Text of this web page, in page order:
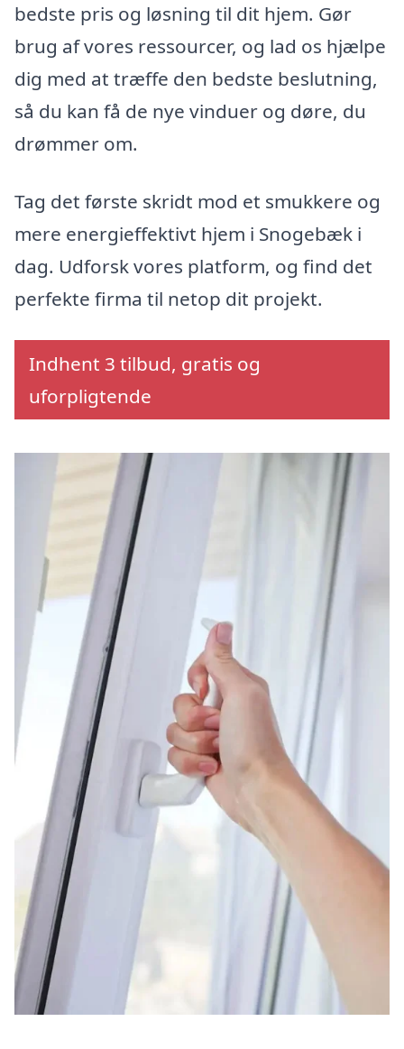
bedste pris og løsning til dit hjem. Gør
brug af vores ressourcer, og lad os hjælpe
dig med at træffe den bedste beslutning,
så du kan få de nye vinduer og døre, du
drømmer om.
Tag det første skridt mod et smukkere og
mere energieffektivt hjem i Snogebæk i
dag. Udforsk vores platform, og find det
perfekte firma til netop dit projekt.
Indhent 3 tilbud, gratis og
uforpligtende